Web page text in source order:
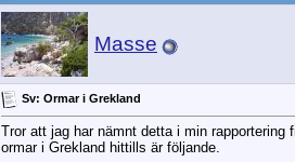
Masse
Sv: Ormar i Grekland
Tror att jag har nämnt detta i min
ormar i Grekland hittills är följande.